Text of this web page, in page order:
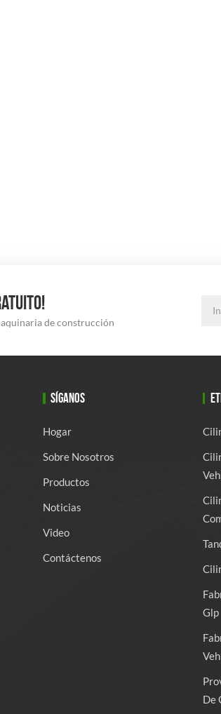
de construcción
SÍGANOS
Hogar
Sobre Nosotros
Productos
Noticias
Video
Contáctenos
Glp
De